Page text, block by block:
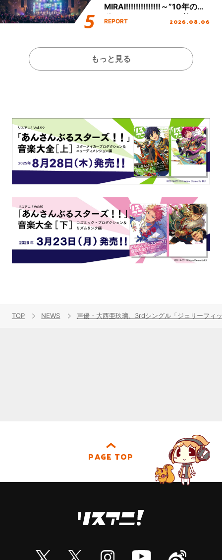
MIRAI!!!!!!!!!!!!!!～”10年の活
動を経てファイナルを迎える
REPORT 2026.08.06
もっと見る
TOP NEWS 声優・大西亜玖璃、3rdシングル「ジェリーフィ
PAGE TOP